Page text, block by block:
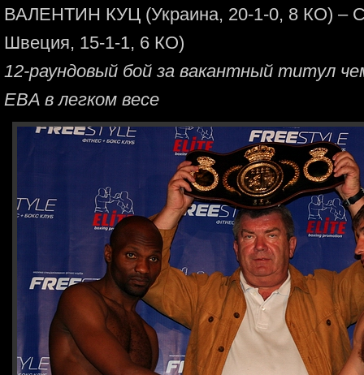
ВАЛЕНТИН КУЦ (Украина, 20-1-0, 8 КО) –
Швеция, 15-1-1, 6 КО)
12-раундовый бой за вакантный титул
EBA в легком весе